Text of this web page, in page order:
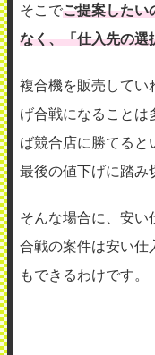
そこでご提案したい
なく、「仕入先の選
複合機を販売してい
げ合戦になること
ば競合店に勝てる
最後の値下げに踏み
そんな場合に、安
合戦の案件は安い仕
もできるわけです。